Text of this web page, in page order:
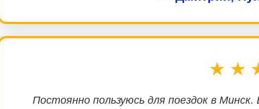
Постоянно пользуюсь для поездок в